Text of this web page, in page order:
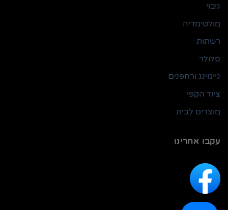
גיבוי
מולטימדיה
רשתות
סלולר
גיימינג ורחפנים
ציוד הקפי
מוצרים לבית
עקבו אחרינו